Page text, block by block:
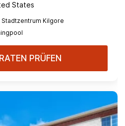
States
Kilgore
PRÜFEN